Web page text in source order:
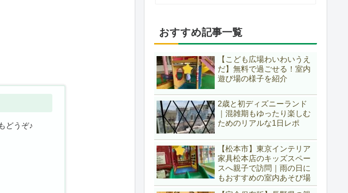
どうぞ♪
おすすめ記事一覧
【こども広場わいわいうえ
だ】無料で過ごせる！室内
遊び場の様子を紹介
2歳と初ディズニーランド
｜混雑期もゆったり楽しむ
ためのリアルな1日レポ
【松本市】東京インテリア
家具松本店のキッズスペー
スへ親子で訪問｜雨の日に
もおすすめの室内あそび場